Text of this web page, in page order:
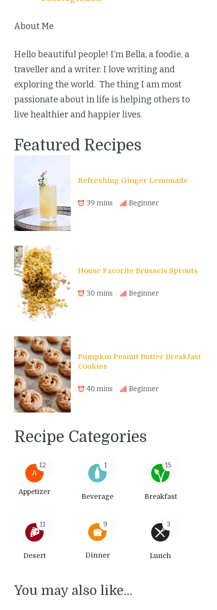
About Me
Hello beautiful people! I’m Bella, a foodie, a
traveller and a writer. I love writing and
exploring the world. The thing I am most
passionate about in life is helping others to
live healthier and happier lives.
Featured Recipes
Refreshing Ginger Lemonade
39 mins Beginner
House Favorite Brussels Sprouts
30 mins Beginner
Pumpkin Peanut Butter Breakfast
Cookies
40 mins Beginner
Recipe Categories
A
12
Appetizer
1
Beverage
15
Breakfast
11
Desert
9
Dinner
3
Lunch
You may also like...